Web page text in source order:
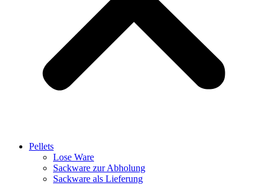
Pellets
Lose Ware
Sackware zur Abholung
Sackware als Lieferung